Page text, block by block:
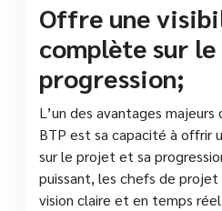
Offre une
complète sur
progression;
L’un des avantages
BTP est sa capacité à offrir
sur le projet et sa
puissant, les chefs de
vision claire et en temps